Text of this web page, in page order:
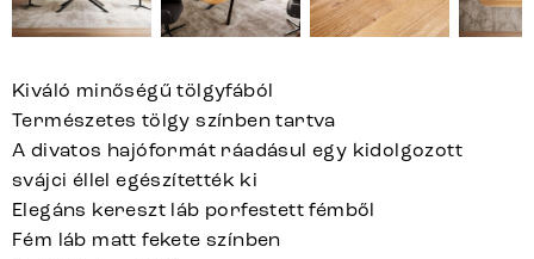
Kiváló minőségű tölgyfából
Természetes tölgy színben tartva
A divatos hajóformát ráadásul egy kidolgozott
svájci éllel egészítették ki
Elegáns kereszt láb porfestett fémből
Fém láb matt fekete színben